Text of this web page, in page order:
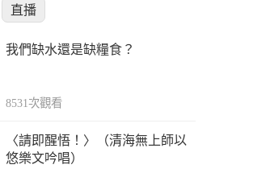
3:36
5:25
二○二六年六月全球災
直播
我們缺水還是缺糧食？
8531次觀看
〈請即醒悟！〉（清海無上師以
悠樂文吟唱）